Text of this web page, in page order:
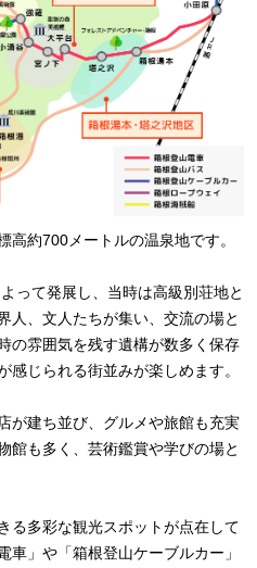
約700メートルの温泉地です。
って発展し、当時は高級別荘地と
人、文人たちが集い、交流の場と
の雰囲気を残す遺構が数多く保存
感じられる街並みが楽しめます。
が建ち並び、グルメや旅館も充実
館も多く、芸術鑑賞や学びの場と
る多彩な観光スポットが点在して
車」や「箱根登山ケーブルカー」